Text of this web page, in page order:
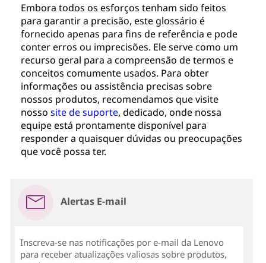
Embora todos os esforços tenham sido feitos
para garantir a precisão, este glossário é
fornecido apenas para fins de referência e pode
conter erros ou imprecisões. Ele serve como um
recurso geral para a compreensão de termos e
conceitos comumente usados. Para obter
informações ou assistência precisas sobre
nossos produtos, recomendamos que visite
nossosite de suporte, dedicado, onde nossa
equipe está prontamente disponível para
responder a quaisquer dúvidas ou preocupações
que você possa ter.
Alertas E-mail
Inscreva-se nas notificações por e-mail da Lenovo
para receber atualizações valiosas sobre produtos,